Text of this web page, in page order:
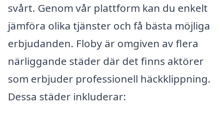
svårt. Genom vår plattform kan du enkelt
jämföra olika tjänster och få bästa möjliga
erbjudanden. Floby är omgiven av flera
närliggande städer där det finns aktörer
som erbjuder professionell häckklippning.
Dessa städer inkluderar: